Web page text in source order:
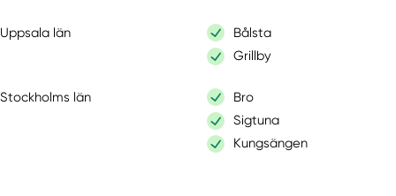
Uppsala län
Bålsta
Grillby
Stockholms län
Bro
Sigtuna
Kungsängen